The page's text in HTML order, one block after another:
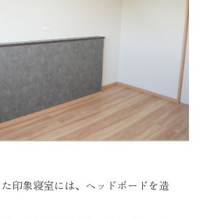
印象寝室には、ヘッドボードを造